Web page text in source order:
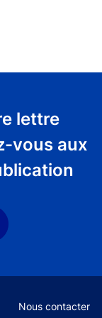
lettre
vous aux
Footer secondary
Nous contacter